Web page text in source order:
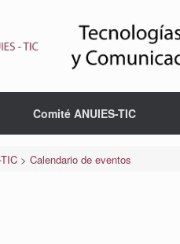
Comité ANUIES-TIC
> Calendario de eventos